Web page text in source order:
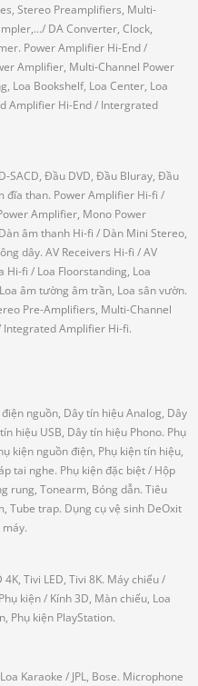
Stereo Preamplifiers, Multi-
/ DA Converter, Clock,
Power Amplifier Hi-End/
Amplifier, Multi-Channel Power
Loa Bookshelf, Loa Center, Loa
Amplifier Hi-End/ Intergrated
SACD, Đầu DVD, Đầu Bluray, Đầu
đĩa than. Power Amplifier Hi-fi /
Amplifier, Mono Power
Dàn âm thanh Hi-fi / Dàn Mini Stereo,
dây. AV Receivers Hi-fi / AV
Hi-fi / Loa Floorstanding, Loa
âm tường âm trần, Loa sân vườn.
Pre-Amplifiers, Multi-Channel
Integrated Amplifier Hi-fi.
nguồn, Dây tín hiệu Analog, Dây
hiệu USB, Dây tín hiệu Phono. Phụ
kiện nguồn điện, Phụ kiện tín hiệu,
tai nghe. Phụ kiện đặc biệt/ Hộp
rung, Tonearm, Bóng dẫn. Tiêu
Tube trap. Dụng cụ vệ sinh DeOxit
Tivi LED, Tivi 8K. Máy chiếu/
Phụ kiện/ Kính 3D, Màn chiếu, Loa
Phụ kiện PlayStation.
Loa Karaoke / JPL, Bose. Microphone